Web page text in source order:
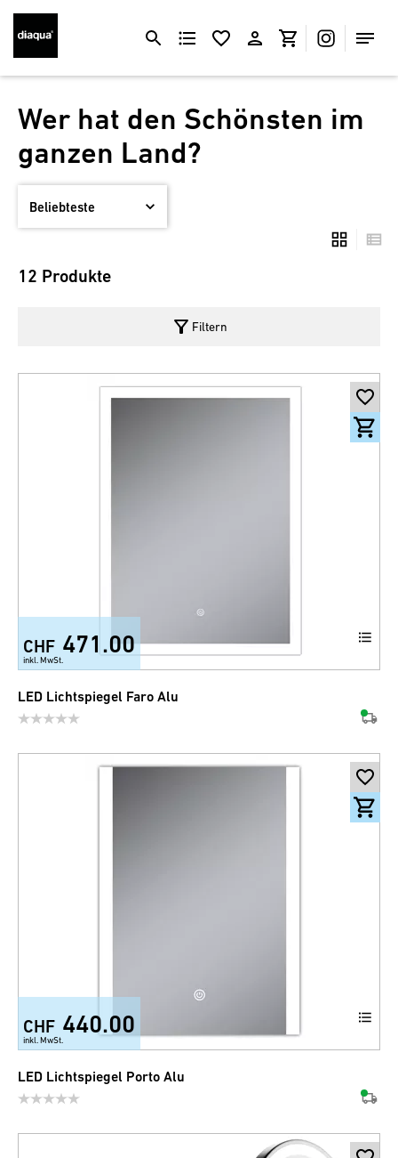
Wer hat den Schönsten im
ganzen Land?
12 Produkte
filter_alt Filtern
CHF 471.00
inkl. MwSt.
LED Lichtspiegel Faro Alu
CHF 440.00
inkl. MwSt.
LED Lichtspiegel Porto Alu